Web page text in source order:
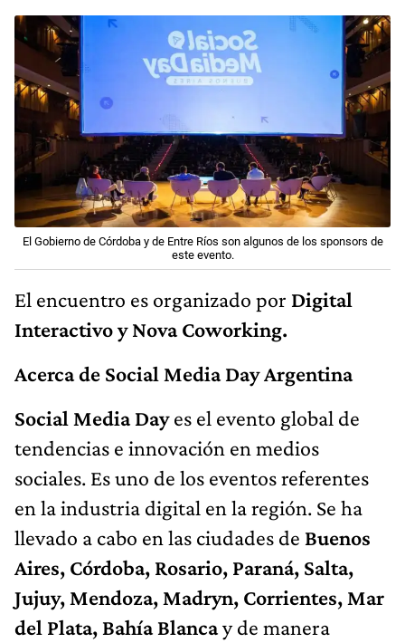
El Gobierno de Córdoba y de Entre Ríos son algunos de los sponsors de
este evento.
El encuentro es organizado por Digital
Interactivo y Nova Coworking.
Acerca de Social Media Day Argentina
Social Media Dayes el evento global de
tendencias e innovación en medios
sociales. Es uno de los eventos referentes
en la industria digital en la región. Se ha
llevado a cabo en las ciudades de Buenos
Aires, Córdoba, Rosario, Paraná, Salta,
Jujuy, Mendoza, Madryn, Corrientes, Mar
del Plata, Bahía Blancay de manera